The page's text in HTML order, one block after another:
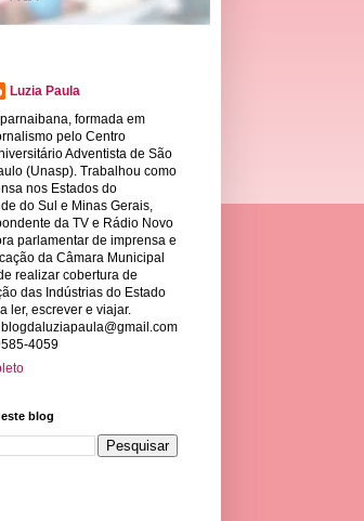
Luzia Paula
parnaibana, formada em
pelo Centro
Adventista de São
(Unasp). Trabalhou como
nos Estados do
do Sul e Minas Gerais,
da TV e Rádio Novo
parlamentar de imprensa e
da Câmara Municipal
realizar cobertura de
das Indústrias do Estado
ler, escrever e viajar.
blogdaluziapaula@gmail.com
4059
blog